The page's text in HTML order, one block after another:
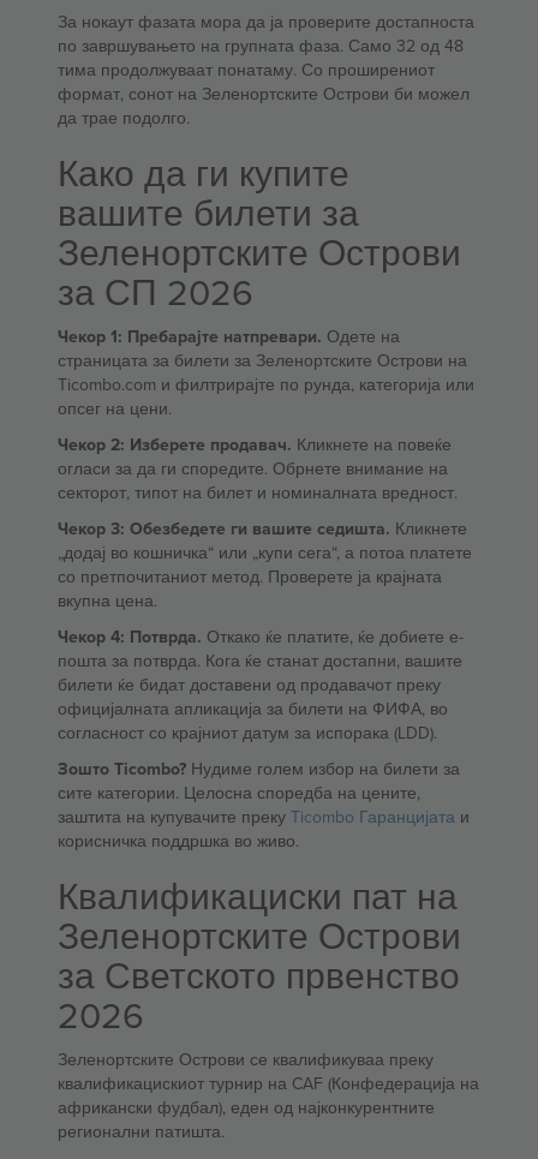
За нокаут фазата мора да ја проверите достапноста
по завршувањето на групната фаза. Само 32 од 48
тима продолжуваат понатаму. Со проширениот
формат, сонот на Зеленортските Острови би можел
да трае подолго.
Како да ги купите
вашите билети за
Зеленортските Острови
за СП 2026
Чекор 1: Пребарајте натпревари. Одете на
страницата за билети за Зеленортските Острови на
Ticombo.com и филтрирајте по рунда, категорија или
опсег на цени.
Чекор 2: Изберете продавач. Кликнете на повеќе
огласи за да ги споредите. Обрнете внимание на
секторот, типот на билет и номиналната вредност.
Чекор 3: Обезбедете ги вашите седишта. Кликнете
„додај во кошничка“ или „купи сега“, а потоа платете
со претпочитаниот метод. Проверете ја крајната
вкупна цена.
Чекор 4: Потврда. Откако ќе платите, ќе добиете е-
пошта за потврда. Кога ќе станат достапни, вашите
билети ќе бидат доставени од продавачот преку
официјалната апликација за билети на ФИФА, во
согласност со крајниот датум за испорака (LDD).
Зошто Ticombo? Нудиме голем избор на билети за
сите категории. Целосна споредба на цените,
заштита на купувачите преку Ticombo Гаранцијата и
корисничка поддршка во живо.
Квалификациски пат на
Зеленортските Острови
за Светското првенство
2026
Зеленортските Острови се квалификуваа преку
квалификацискиот турнир на CAF (Конфедерација на
африкански фудбал), еден од најконкурентните
регионални патишта.